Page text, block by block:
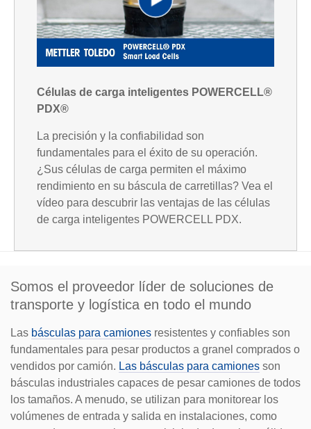
i
d
e
o
P
l
a
V
i
Células de carga inteligentes POWERCELL®
PDX®
La precisión y la confiabilidad son
fundamentales para el éxito de su operación.
¿Sus células de carga permiten el máximo
rendimiento en su báscula de carretillas? Vea el
vídeo para descubrir las ventajas de las células
de carga inteligentes POWERCELL PDX.
Somos el proveedor líder de soluciones de
transporte y logística en todo el mundo
Las básculas para camiones resistentes y confiables son
fundamentales para pesar productos a granel comprados o
vendidos por camión. Las básculas para camiones son
básculas industriales capaces de pesar camiones de todos
los tamaños. A menudo, se utilizan para monitorear los
volúmenes de entrada y salida en instalaciones, como